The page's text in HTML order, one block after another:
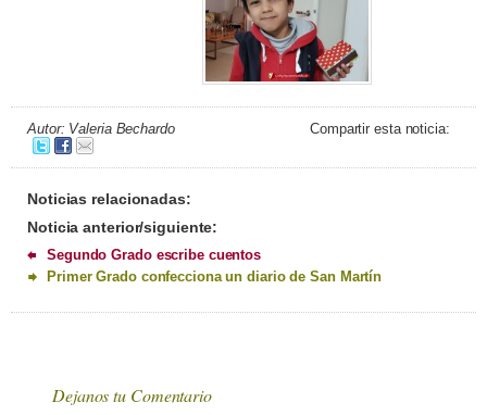
Autor: Valeria Bechardo Compartir esta noticia:
Noticias relacionadas:
Noticia anterior/siguiente:
Segundo Grado escribe cuentos
Primer Grado confecciona un diario de San Martín
Dejanos tu Comentario